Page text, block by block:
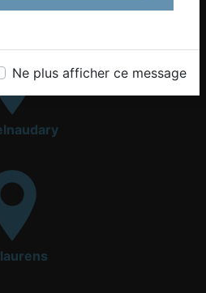
Ne plus afficher ce message